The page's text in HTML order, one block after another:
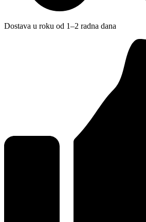
Dostava u roku od 1–2 radna dana